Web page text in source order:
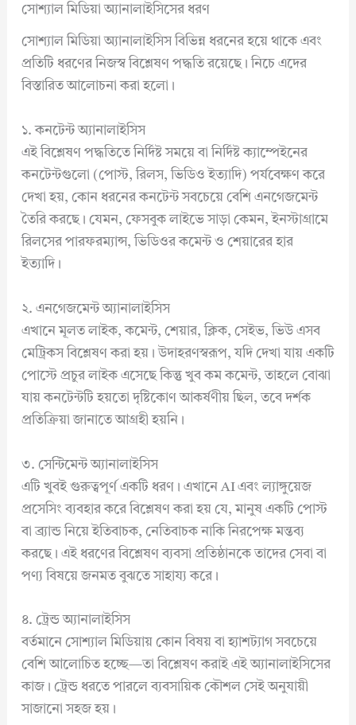
সোশ্যাল মিডিয়া অ্যানালাইসিসের ধরণ
সোশ্যাল মিডিয়া অ্যানালাইসিস বিভিন্ন ধরনের হয়ে থাকে এবং
প্রতিটি ধরণের নিজস্ব বিশ্লেষণ পদ্ধতি রয়েছে। নিচে এদের
বিস্তারিত আলোচনা করা হলো।
১. কনটেন্ট অ্যানালাইসিস
এই বিশ্লেষণ পদ্ধতিতে নির্দিষ্ট সময়ে বা নির্দিষ্ট ক্যাম্পেইনের
কনটেন্টগুলো (পোস্ট, রিলস, ভিডিও ইত্যাদি) পর্যবেক্ষণ করে
দেখা হয়, কোন ধরনের কনটেন্ট সবচেয়ে বেশি এনগেজমেন্ট
তৈরি করছে। যেমন, ফেসবুক লাইভে সাড়া কেমন, ইনস্টাগ্রামে
রিলসের পারফরম্যান্স, ভিডিওর কমেন্ট ও শেয়ারের হার
ইত্যাদি।
২. এনগেজমেন্ট অ্যানালাইসিস
এখানে মূলত লাইক, কমেন্ট, শেয়ার, ক্লিক, সেইভ, ভিউ এসব
মেট্রিকস বিশ্লেষণ করা হয়। উদাহরণস্বরূপ, যদি দেখা যায় একটি
পোস্টে প্রচুর লাইক এসেছে কিন্তু খুব কম কমেন্ট, তাহলে বোঝা
যায় কনটেন্টটি হয়তো দৃষ্টিকোণ আকর্ষণীয় ছিল, তবে দর্শক
প্রতিক্রিয়া জানাতে আগ্রহী হয়নি।
৩. সেন্টিমেন্ট অ্যানালাইসিস
এটি খুবই গুরুত্বপূর্ণ একটি ধরণ। এখানে AI এবং ল্যাঙ্গুয়েজ
প্রসেসিং ব্যবহার করে বিশ্লেষণ করা হয় যে, মানুষ একটি পোস্ট
বা ব্র্যান্ড নিয়ে ইতিবাচক, নেতিবাচক নাকি নিরপেক্ষ মন্তব্য
করছে। এই ধরণের বিশ্লেষণ ব্যবসা প্রতিষ্ঠানকে তাদের সেবা বা
পণ্য বিষয়ে জনমত বুঝতে সাহায্য করে।
৪. ট্রেন্ড অ্যানালাইসিস
বর্তমানে সোশ্যাল মিডিয়ায় কোন বিষয় বা হ্যাশট্যাগ সবচেয়ে
বেশি আলোচিত হচ্ছে—তা বিশ্লেষণ করাই এই অ্যানালাইসিসের
কাজ। ট্রেন্ড ধরতে পারলে ব্যবসায়িক কৌশল সেই অনুযায়ী
সাজানো সহজ হয়।